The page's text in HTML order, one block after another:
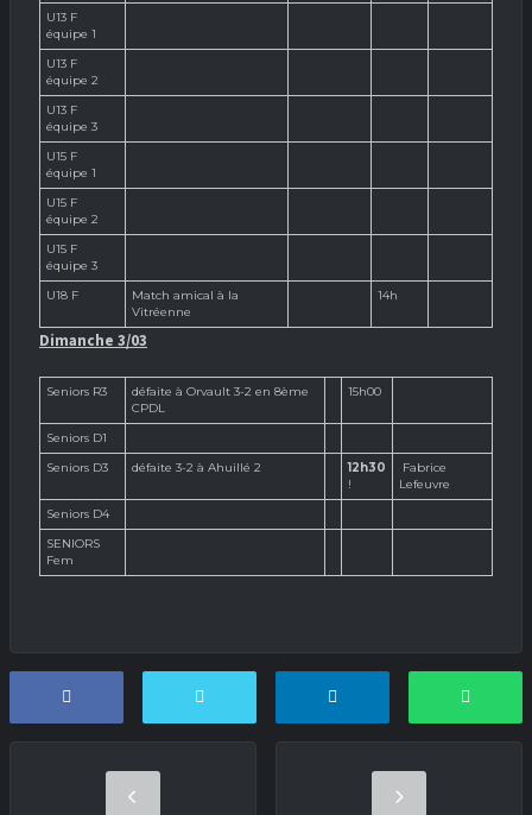
U13 F
équipe 1
U13 F
équipe 2
U13 F
équipe 3
U15 F
équipe 1
U15 F
équipe 2
U15 F
équipe 3
U18 F
Match amical à la
Vitréenne
14h
Dimanche 3/03
Seniors R3
défaite à Orvault 3-2 en 8ème
CPDL
15h00
Seniors D1
Seniors D3
défaite 3-2 à Ahuillé 2
12h30
!
Fabrice
Lefeuvre
Seniors D4
SENIORS
Fem